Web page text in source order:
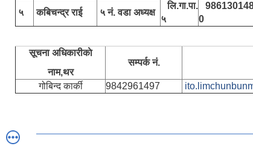
५ कबिचन्द्र राई ५ नं. वडा अध्यक्ष
लि.गा.पा.
५
0
सूचना अधिकारीकाे
नाम,थर
सम्पर्क नं.
गोबिन्द कार्की 9842961497